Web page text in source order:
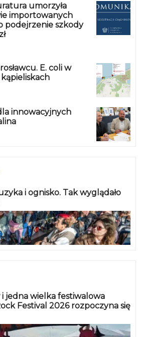
umorzyła
importowanych
podejrzenie szkody
E. coli w
innowacyjnych
i ognisko. Tak wyglądało
jedna wielka festiwalowa
Festival 2026 rozpoczyna się